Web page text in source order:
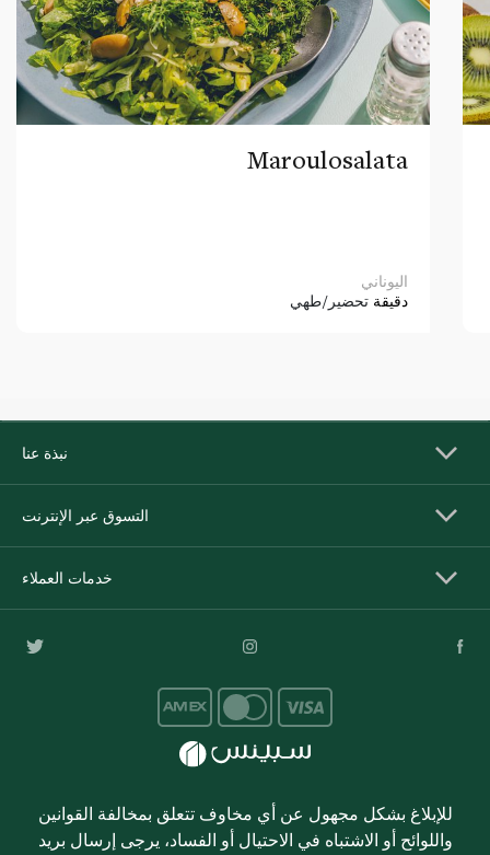
Maroulosalata
اليوناني
دقيقة تحضير/طهي
نبذة عنا
التسوق عبر الإنترنت
خدمات العملاء
للإبلاغ بشكل مجهول عن أي مخاوف تتعلق بمخالفة القوانين
واللوائح أو الاشتباه في الاحتيال أو الفساد، يرجى إرسال بريد